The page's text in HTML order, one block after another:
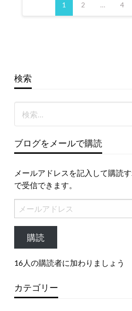
の
送
り
1 2 … 4
検索
ブログをメールで購読
メールアドレスを記入して購読
で受信できます。
ー
レ
購読
16人の購読者に加わりましょう
カテゴリー